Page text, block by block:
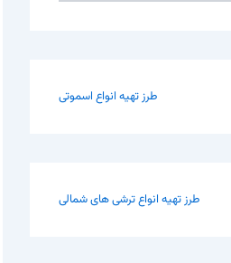
طرز تهیه انواع اسموتی
طرز تهیه انواع ترشی های شمالی